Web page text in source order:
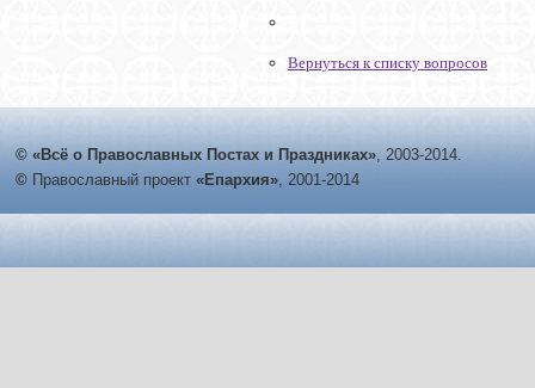
Вернуться к списку вопросов
© «Всё о Православных Постах и Праздниках», 2003-2014.
© Православный проект «Епархия», 2001-2014